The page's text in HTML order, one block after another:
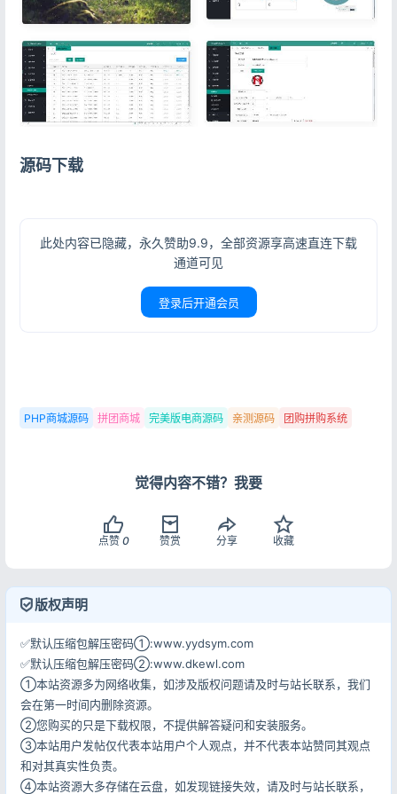
源码下载
此处内容已隐藏，永久赞助9.9，全部资源享高速直连下载
通道可见
登录后开通会员
PHP商城源码 拼团商城 完美版电商源码 亲测源码 团购拼购系统
觉得内容不错？我要
点赞 0 赞赏 分享 收藏
版权声明
✅默认压缩包解压密码①:www.yydsym.com
✅默认压缩包解压密码②:www.dkewl.com
①本站资源多为网络收集，如涉及版权问题请及时与站长联系，我们
会在第一时间内删除资源。
②您购买的只是下载权限，不提供解答疑问和安装服务。
③本站用户发帖仅代表本站用户个人观点，并不代表本站赞同其观点
和对其真实性负责。
④本站资源大多存储在云盘，如发现链接失效，请及时与站长联系，
记住登录 忘记密码?